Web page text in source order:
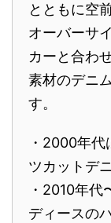
とともに空
オーバーサ
カーと合わ
素材のデニ
す。
・2000年
ツカットデ
・2010年代
ディースの